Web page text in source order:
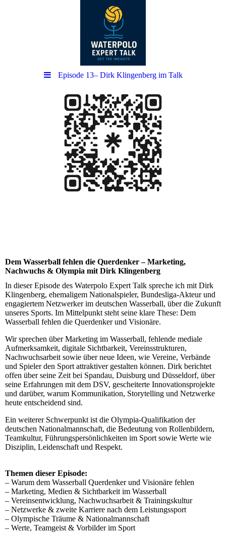
Episode 13– Dirk Klingenberg im Talk
Dem Wasserball fehlen die Querdenker – Marketing,
Nachwuchs & Olympia mit Dirk Klingenberg
In dieser Episode des Waterpolo Expert Talk spreche ich mit Dirk
Klingenberg, ehemaligem Nationalspieler, Bundesliga-Akteur und
engagiertem Netzwerker im deutschen Wasserball, über die Zukunft
unseres Sports. Im Mittelpunkt steht seine klare These: Dem
Wasserball fehlen die Querdenker und Visionäre.
Wir sprechen über Marketing im Wasserball, fehlende mediale
Aufmerksamkeit, digitale Sichtbarkeit, Vereinsstrukturen,
Nachwuchsarbeit sowie über neue Ideen, wie Vereine, Verbände
und Spieler den Sport attraktiver gestalten können. Dirk berichtet
offen über seine Zeit bei Spandau, Duisburg und Düsseldorf, über
seine Erfahrungen mit dem DSV, gescheiterte Innovationsprojekte
und darüber, warum Kommunikation, Storytelling und Netzwerke
heute entscheidend sind.
Ein weiterer Schwerpunkt ist die Olympia-Qualifikation der
deutschen Nationalmannschaft, die Bedeutung von Rollenbildern,
Teamkultur, Führungspersönlichkeiten im Sport sowie Werte wie
Disziplin, Leidenschaft und Respekt.
Themen dieser Episode:
– Warum dem Wasserball Querdenker und Visionäre fehlen
– Marketing, Medien & Sichtbarkeit im Wasserball
– Vereinsentwicklung, Nachwuchsarbeit & Trainingskultur
– Netzwerke & zweite Karriere nach dem Leistungssport
– Olympische Träume & Nationalmannschaft
– Werte, Teamgeist & Vorbilder im Sport